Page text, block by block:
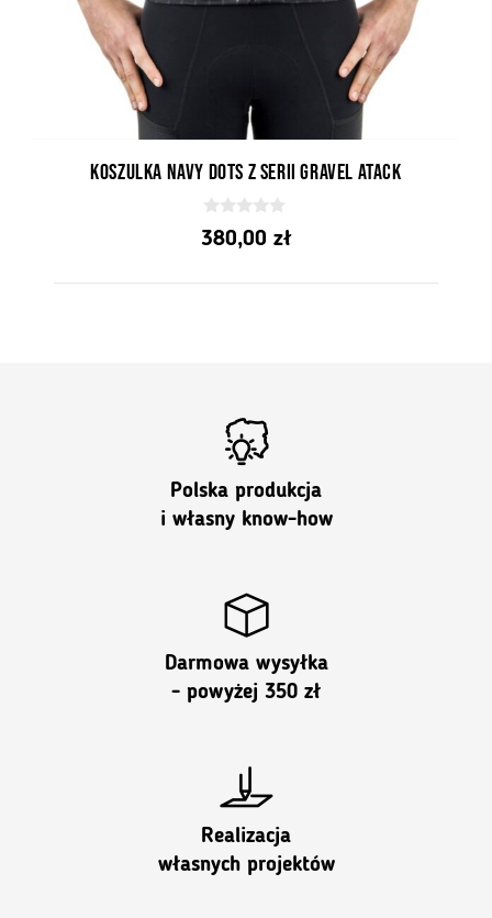
Koszulka Navy Dots z serii Gravel Atack
0
z
380,00 zł
Polska produkcja
i własny know-how
Darmowa wysyłka
- powyżej 350 zł
Realizacja
własnych projektów